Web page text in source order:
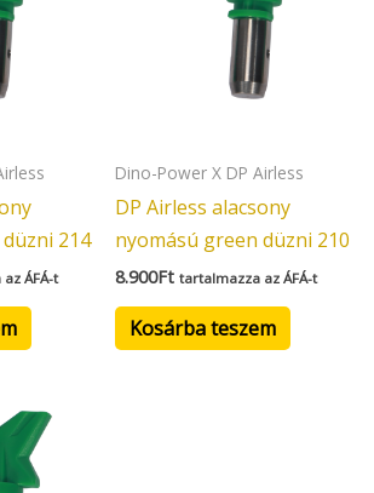
214
ÁFÁ-t
Dino-Power X DP Airless
DP Airless alacsony
nyomású green düzni 210
8.900Ft tartalmazza az ÁFÁ-t
Kosárba teszem